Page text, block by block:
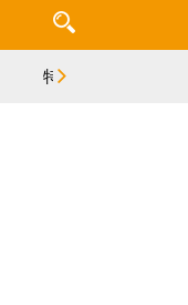
特集